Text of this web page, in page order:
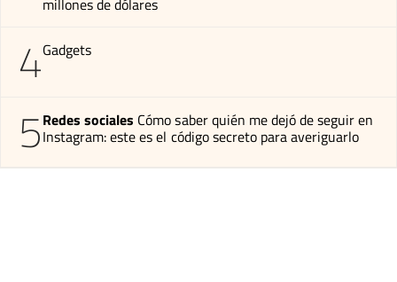
4Gadgets
5Redes sociales Cómo saber quién me dejó de seguir en
Instagram: este es el código secreto para averiguarlo